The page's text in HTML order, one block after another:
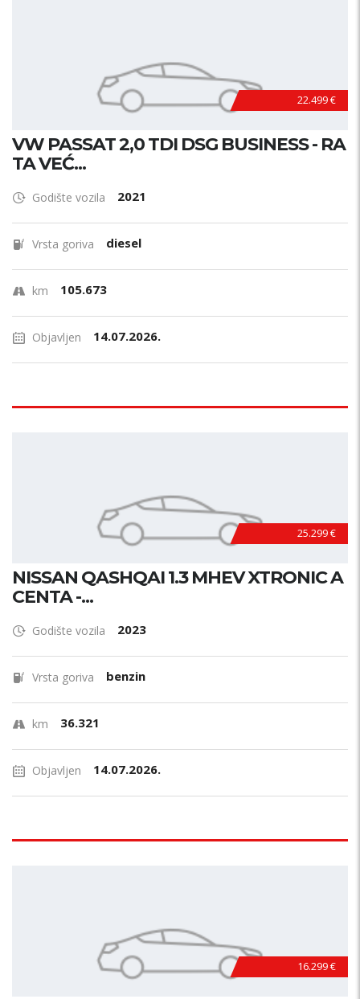
22.499 €
VW PASSAT 2,0 TDI DSG BUSINESS - RA
TA VEĆ...
Godište vozila 2021
Vrsta goriva diesel
km 105.673
Objavljen 14.07.2026.
25.299 €
NISSAN QASHQAI 1.3 MHEV XTRONIC A
CENTA -...
Godište vozila 2023
Vrsta goriva benzin
km 36.321
Objavljen 14.07.2026.
16.299 €